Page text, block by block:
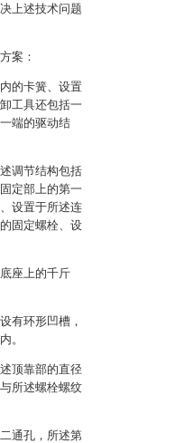
上述技术问题
案：
的卡簧、设置
工具还包括一
端的驱动结
调节结构包括
定部上的第一
设置于所述连
固定螺栓、设
座上的千斤
有环形凹槽，
。
顶靠部的直径
所述螺栓螺纹
通孔，所述第